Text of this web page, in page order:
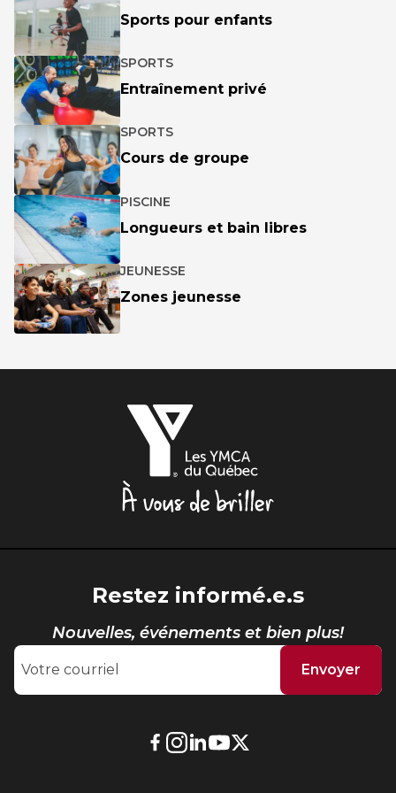
Sports pour enfants
Entraînement privé
SPORTS
Cours de groupe
SPORTS
Longueurs et bain libres
PISCINE
Zones jeunesse
JEUNESSE
Restez informé.e.s
Nouvelles, événements et bien plus!
Envoyer
LienLienLienLien